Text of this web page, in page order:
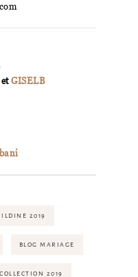
etGISELB
2019
BLOG MARIAGE
COLLECTION 2019